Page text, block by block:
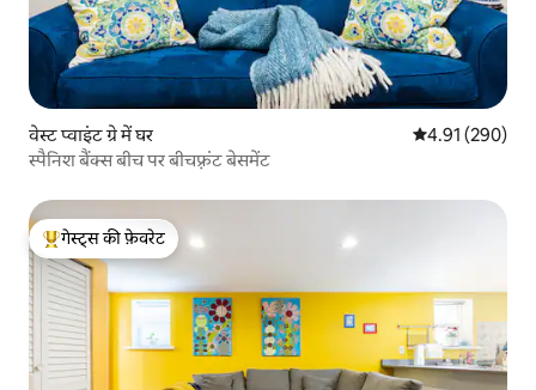
वेस्ट प्वाइंट ग्रे में घर औसत रेटिंग 5 में से
4.91 (290)
स्पैनिश बैंक्स बीच पर बीचफ़्रंट बेसमेंट
गेस्ट्स का टॉप फ़ेवरेट
गेस्ट्स की फ़ेवरेट